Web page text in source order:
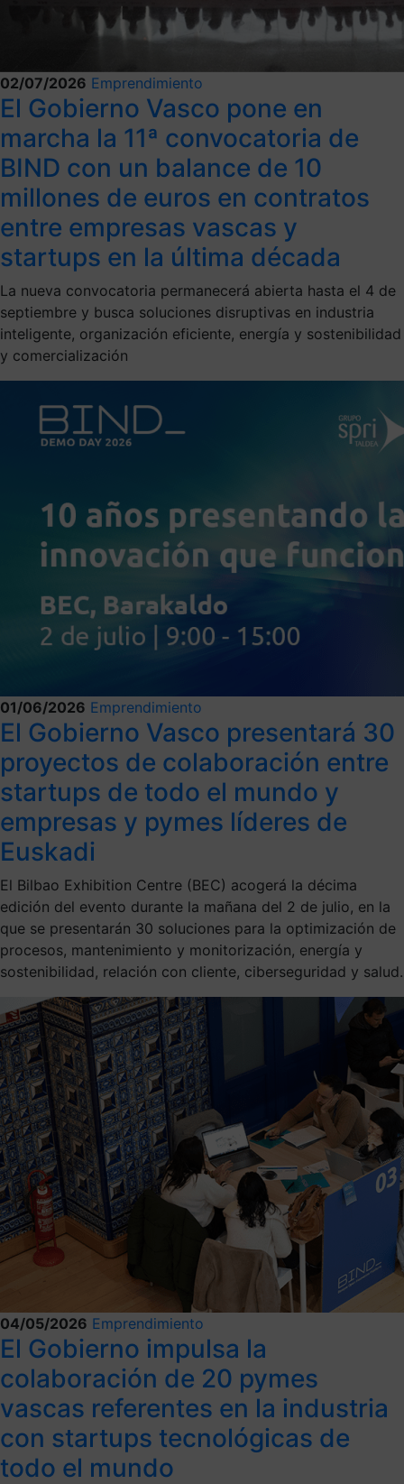
02/07/2026 Emprendimiento
El Gobierno Vasco pone en
marcha la 11ª convocatoria de
BIND con un balance de 10
millones de euros en contratos
entre empresas vascas y
startups en la última década
La nueva convocatoria permanecerá abierta hasta el 4 de
septiembre y busca soluciones disruptivas en industria
inteligente, organización eficiente, energía y sostenibilidad
y comercialización
01/06/2026 Emprendimiento
El Gobierno Vasco presentará 30
proyectos de colaboración entre
startups de todo el mundo y
empresas y pymes líderes de
Euskadi
El Bilbao Exhibition Centre (BEC) acogerá la décima
edición del evento durante la mañana del 2 de julio, en la
que se presentarán 30 soluciones para la optimización de
procesos, mantenimiento y monitorización, energía y
sostenibilidad, relación con cliente, ciberseguridad y salud.
04/05/2026 Emprendimiento
El Gobierno impulsa la
colaboración de 20 pymes
vascas referentes en la industria
con startups tecnológicas de
todo el mundo